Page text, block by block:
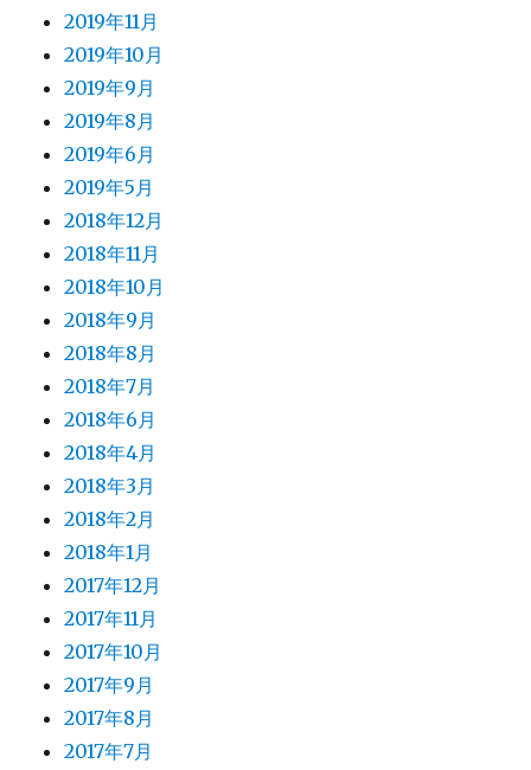
2019年11月
2019年10月
2019年9月
2019年8月
2019年6月
2019年5月
2018年12月
2018年11月
2018年10月
2018年9月
2018年8月
2018年7月
2018年6月
2018年4月
2018年3月
2018年2月
2018年1月
2017年12月
2017年11月
2017年10月
2017年9月
2017年8月
2017年7月